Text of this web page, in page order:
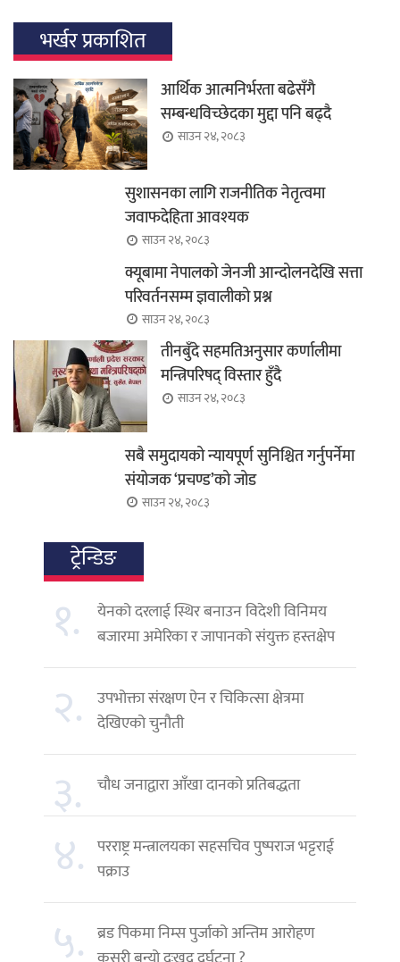
भर्खर प्रकाशित
आर्थिक आत्मनिर्भरता बढेसँगै
सम्बन्धविच्छेदका मुद्दा पनि बढ्दै
साउन २४, २०८३
सुशासनका लागि राजनीतिक नेतृत्वमा
जवाफदेहिता आवश्यक
साउन २४, २०८३
क्यूबामा नेपालको जेनजी आन्दोलनदेखि सत्ता
परिवर्तनसम्म ज्ञवालीको प्रश्न
साउन २४, २०८३
तीनबुँदे सहमतिअनुसार कर्णालीमा
मन्त्रिपरिषद् विस्तार हुँदै
साउन २४, २०८३
सबै समुदायको न्यायपूर्ण सुनिश्चित गर्नुपर्नेमा
संयोजक ‘प्रचण्ड’को जोड
साउन २४, २०८३
ट्रेन्डिङ
१.
येनको दरलाई स्थिर बनाउन विदेशी विनिमय
बजारमा अमेरिका र जापानको संयुक्त हस्तक्षेप
२. उपभोक्ता संरक्षण ऐन र चिकित्सा क्षेत्रमा
देखिएको चुनौती
३. चौध जनाद्वारा आँखा दानको प्रतिबद्धता
४. परराष्ट्र मन्त्रालयका सहसचिव पुष्पराज भट्टराई
पक्राउ
५. ब्रड पिकमा निम्स पुर्जाको अन्तिम आरोहण